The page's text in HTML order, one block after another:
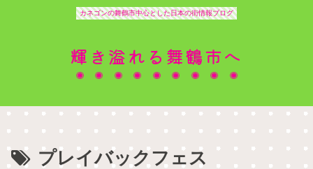
カネゴンの舞鶴市中心とした日本の街情報ブログ
輝き溢れる舞鶴市へ
プレイバックフェス